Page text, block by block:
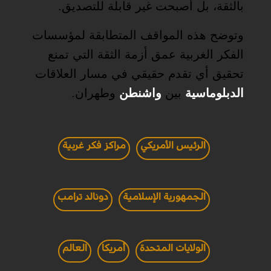
بالثقة، بل أصبحت غير قابلة للتصديق.
وتوضح هذه المواقف المتطابقة لمؤسسات
الفكر الغربية عمق أزمة الثقة التي تمنع
تحقيق أي تقدم حقيقي في مسار العلاقات
الدبلوماسية بين واشنطن وطهران.
الرئيس الأمريكي مراكز فكر غربية
الجمهورية الإسلامية دونالد ترامب
الولايات المتحدة أمريكا العالم